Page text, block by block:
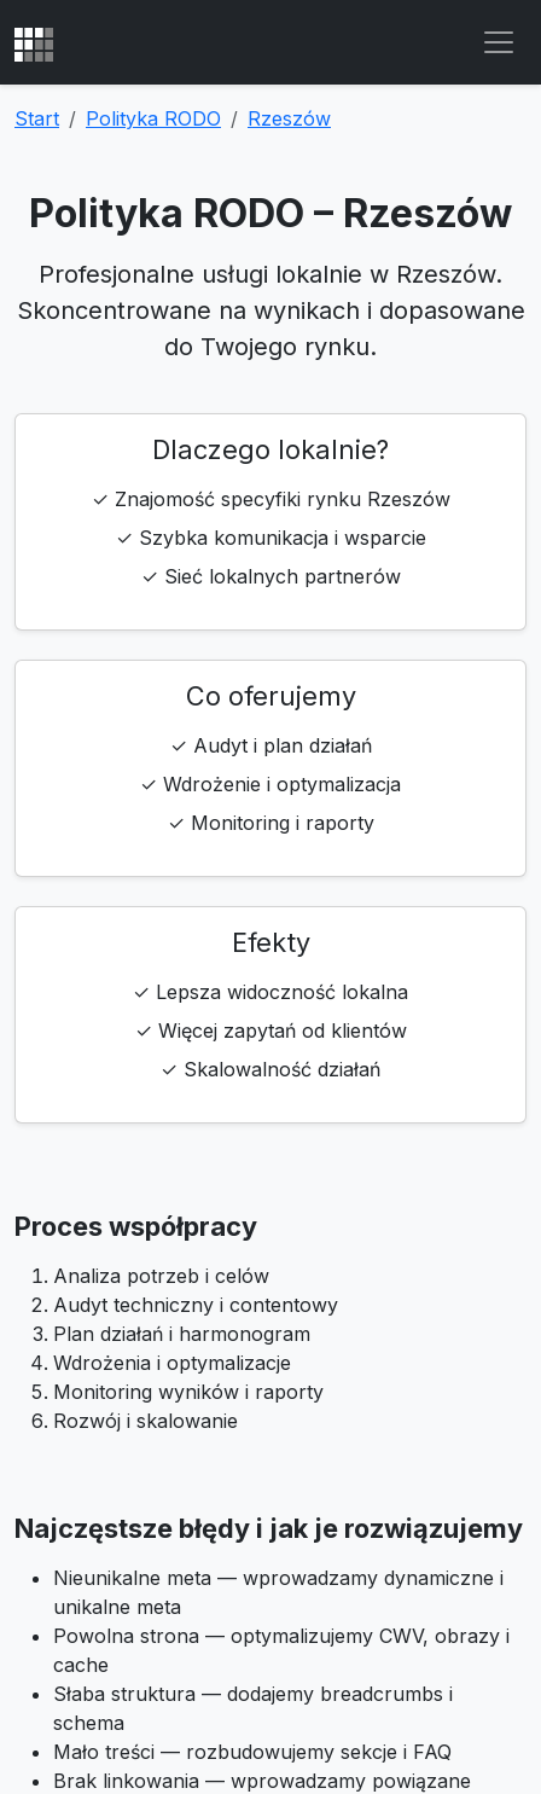
Start Polityka RODO Rzeszów
Polityka RODO – Rzeszów
Profesjonalne usługi lokalnie w Rzeszów.
Skoncentrowane na wynikach i dopasowane
do Twojego rynku.
Dlaczego lokalnie?
✓ Znajomość specyfiki rynku Rzeszów
✓ Szybka komunikacja i wsparcie
✓ Sieć lokalnych partnerów
Co oferujemy
✓ Audyt i plan działań
✓ Wdrożenie i optymalizacja
✓ Monitoring i raporty
Efekty
✓ Lepsza widoczność lokalna
✓ Więcej zapytań od klientów
✓ Skalowalność działań
Proces współpracy
Analiza potrzeb i celów
Audyt techniczny i contentowy
Plan działań i harmonogram
Wdrożenia i optymalizacje
Monitoring wyników i raporty
Rozwój i skalowanie
Najczęstsze błędy i jak je rozwiązujemy
Nieunikalne meta — wprowadzamy dynamiczne i
unikalne meta
Powolna strona — optymalizujemy CWV, obrazy i
cache
Słaba struktura — dodajemy breadcrumbs i
schema
Mało treści — rozbudowujemy sekcje i FAQ
Brak linkowania — wprowadzamy powiązane